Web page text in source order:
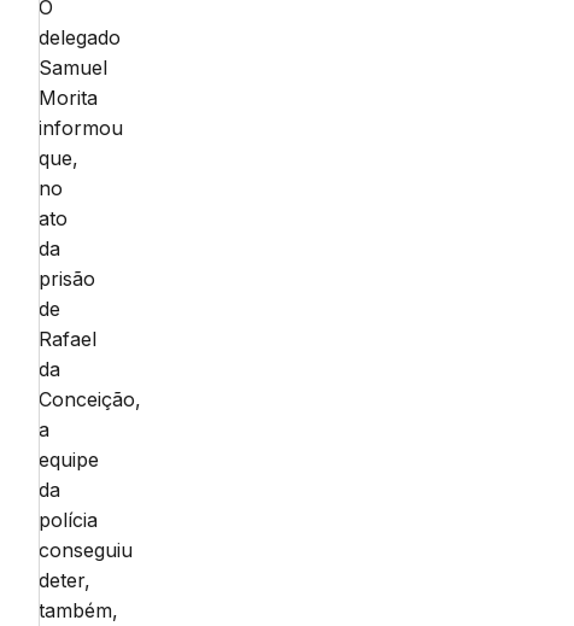
O
delegado
Samuel
Morita
informou
que,
no
ato
da
prisão
de
Rafael
da
Conceição,
a
equipe
da
polícia
conseguiu
deter,
também,